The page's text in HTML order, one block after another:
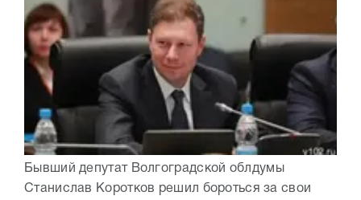
Бывший депутат Волгоградской облдумы
Станислав Коротков решил бороться за свои